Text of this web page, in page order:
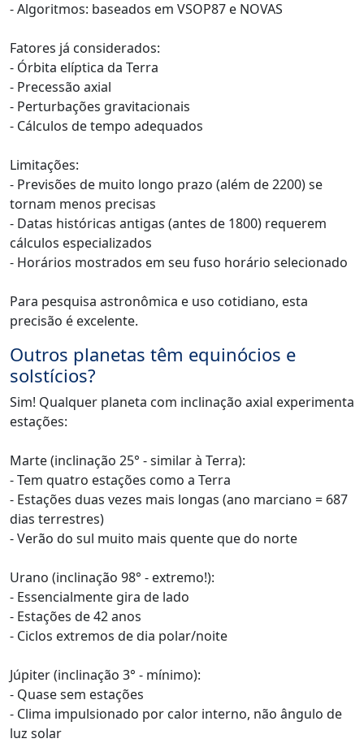
- Algoritmos: baseados em VSOP87 e NOVAS
Fatores já considerados:
- Órbita elíptica da Terra
- Precessão axial
- Perturbações gravitacionais
- Cálculos de tempo adequados
Limitações:
- Previsões de muito longo prazo (além de 2200) se
tornam menos precisas
- Datas históricas antigas (antes de 1800) requerem
cálculos especializados
- Horários mostrados em seu fuso horário selecionado
Para pesquisa astronômica e uso cotidiano, esta
precisão é excelente.
Outros planetas têm equinócios e
solstícios?
Sim! Qualquer planeta com inclinação axial experimenta
estações:
Marte (inclinação 25° - similar à Terra):
- Tem quatro estações como a Terra
- Estações duas vezes mais longas (ano marciano = 687
dias terrestres)
- Verão do sul muito mais quente que do norte
Urano (inclinação 98° - extremo!):
- Essencialmente gira de lado
- Estações de 42 anos
- Ciclos extremos de dia polar/noite
Júpiter (inclinação 3° - mínimo):
- Quase sem estações
- Clima impulsionado por calor interno, não ângulo de
luz solar